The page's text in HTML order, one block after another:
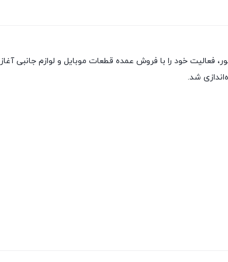
فعالیت خود را با فروش عمده قطعات موبایل و لوازم